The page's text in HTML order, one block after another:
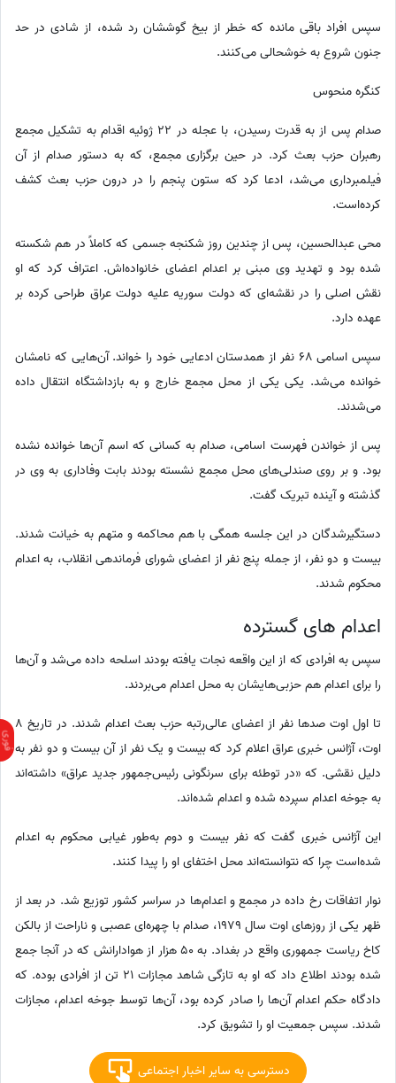
سپس افراد باقی مانده که خطر از بیخ گوششان رد شده، از شادی در حد
جنون شروع به خوشحالی می‌کنند.
کنگره منحوس
صدام پس از به قدرت رسیدن، با عجله در 22 ژوئیه اقدام به تشکیل مجمع
رهبران حزب بعث کرد. در حین برگزاری مجمع، که به دستور صدام از آن
فیلمبرداری می‌شد، ادعا کرد که ستون پنجم را در درون حزب بعث کشف
کرده‌است.
محی عبدالحسین، پس از چندین روز شکنجه جسمی که کاملاً در هم شکسته
شده بود و تهدید وی مبنی بر اعدام اعضای خانواده‌اش. اعتراف کرد که او
نقش اصلی را در نقشه‌ای که دولت سوریه علیه دولت عراق طراحی کرده بر
عهده دارد.
سپس اسامی 68 نفر از همدستان ادعایی خود را خواند. آن‌هایی که نامشان
خوانده می‌شد. یکی یکی از محل مجمع خارج و به بازداشتگاه انتقال داده
می‌شدند.
پس از خواندن فهرست اسامی، صدام به کسانی که اسم آن‌ها خوانده نشده
بود. و بر روی صندلی‌های محل مجمع نشسته بودند بابت وفاداری به وی در
گذشته و آینده تبریک گفت.
دستگیرشدگان در این جلسه همگی با هم محاکمه و متهم به خیانت شدند.
بیست و دو نفر، از جمله پنج نفر از اعضای شورای فرماندهی انقلاب، به اعدام
محکوم شدند.
اعدام های گسترده
سپس به افرادی که از این واقعه نجات یافته بودند اسلحه داده می‌شد و آن‌ها
را برای اعدام هم حزبی‌هایشان به محل اعدام می‌بردند.
تا اول اوت صدها نفر از اعضای عالی‌رتبه حزب بعث اعدام شدند. در تاریخ 8
اوت، آژانس خبری عراق اعلام کرد که بیست و یک نفر از آن بیست و دو نفر به
دلیل نقشی. که «در توطئه برای سرنگونی رئیس‌جمهور جدید عراق» داشته‌اند
به جوخه اعدام سپرده شده و اعدام شده‌اند.
این آژانس خبری گفت که نفر بیست و دوم به‌طور غیابی محکوم به اعدام
شده‌است چرا که نتوانسته‌اند محل اختفای او را پیدا کنند.
نوار اتفاقات رخ داده در مجمع و اعدام‌ها در سراسر کشور توزیع شد. در بعد از
ظهر یکی از روزهای اوت سال 1979، صدام با چهره‌ای عصبی و ناراحت از بالکن
کاخ ریاست جمهوری واقع در بغداد. به 50 هزار از هوادارانش که در آنجا جمع
شده بودند اطلاع داد که او به تازگی شاهد مجازات 21 تن از افرادی بوده. که
دادگاه حکم اعدام آن‌ها را صادر کرده بود، آن‌ها توسط جوخه اعدام، مجازات
شدند. سپس جمعیت او را تشویق کرد.
دسترسی به سایر اخبار اجتماعی